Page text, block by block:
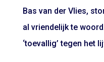
Bas van der Vlies,
al vriendelijk te
‘toevallig’ tegen het